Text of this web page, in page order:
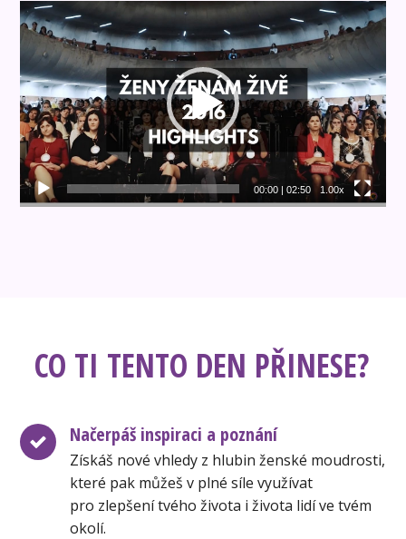
Video
přehrávač
00:00| 02:50 1.00x
CO TI TENTO DEN PŘINESE?
Načerpáš inspiraci a poznání
Získáš nové vhledy z hlubin ženské moudrosti,
které pak můžeš v plné síle využívat
pro zlepšení tvého života i života lidí ve tvém
okolí.